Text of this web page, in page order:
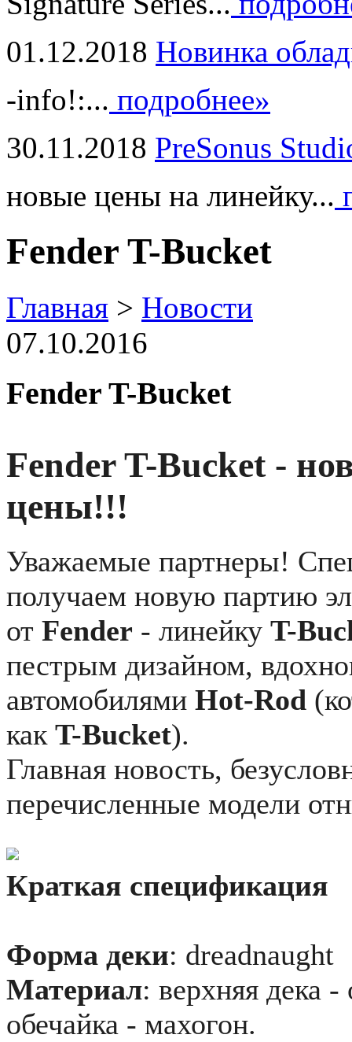
01.12.2018 Новинка
-info!:... подробнее»
30.11.2018 PreSonus
новые цены на линейку...
Fender T-Bucket
Главная > Новости
07.10.2016
Fender T-Bucket
Fender T-Bucket -
цены!!!
Уважаемые партнеры!
получаем новую партию
от Fender - линейку T-
пестрым дизайном,
автомобилями Hot-Rod
как T-Bucket).
Главная новость,
перечисленные модели
Краткая спецификация
Форма деки: dreadnaught
Материал: верхняя дека
обечайка - махогон.